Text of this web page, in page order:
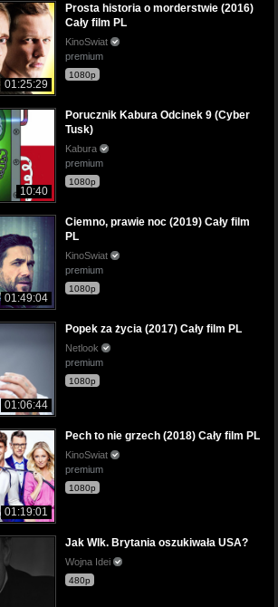
01:25:29
Prosta historia o morderstwie (2016)
Cały film PL
KinoSwiat
premium
1080p
10:40
Porucznik Kabura Odcinek 9 (Cyber
Tusk)
Kabura
premium
1080p
01:49:04
Ciemno, prawie noc (2019) Cały film
PL
KinoSwiat
premium
1080p
01:06:44
Popek za życia (2017) Cały film PL
Netlook
premium
1080p
01:19:01
Pech to nie grzech (2018) Cały film PL
KinoSwiat
premium
1080p
Jak Wlk. Brytania oszukiwała USA?
Wojna Idei
480p